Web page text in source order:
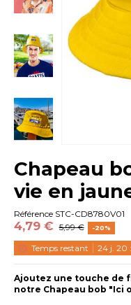
Chapeau
vie en
Référence STC-CD8780V01
4,79 € 5,99 € -20%
Temps restant 24 j. 20
Ajoutez une touche de
notre Chapeau bob "Ici